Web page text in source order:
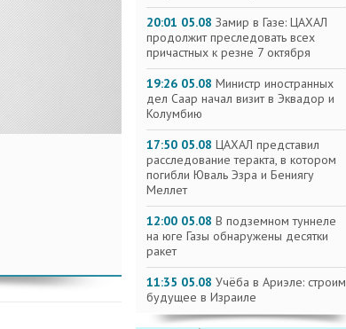
20:01 05.08 Замир в Газе: ЦАХАЛ
продолжит преследовать всех
причастных к резне 7 октября
19:26 05.08 Министр иностранных
дел Саар начал визит в Эквадор и
Колумбию
17:50 05.08 ЦАХАЛ представил
расследование теракта, в котором
погибли Юваль Эзра и Бениягу
Меллет
12:00 05.08 В подземном туннеле
на юге Газы обнаружены десятки
ракет
11:35 05.08 Учёба в Ариэле: строим
будущее в Израиле